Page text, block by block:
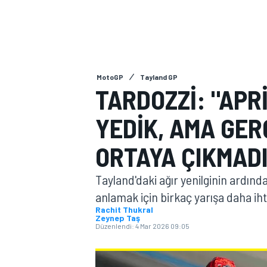
WORLD SUPERBIKE
MotoGP Tayland GP
TARDOZZI:
YEDIK, AMA
ORTAYA
Tayland'daki ağır yenilginin
anlamak için birkaç yarışa daha
Rachit Thukral
Zeynep Taş
Düzenlendi: 4 Mar 2026 09:05